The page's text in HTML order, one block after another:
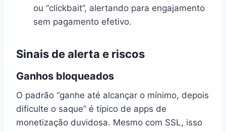
ou “clickbait”, alertando para engajamento
sem pagamento efetivo.
Sinais de alerta e riscos
Ganhos bloqueados
O padrão “ganhe até alcançar o mínimo, depois
dificulte o saque” é típico de apps de
monetização duvidosa. Mesmo com SSL, isso